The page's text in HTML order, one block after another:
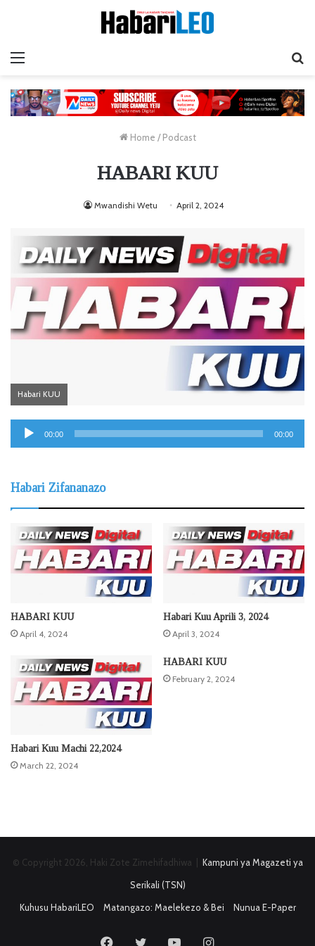
Home / Podcast
HABARI KUU
Mwandishi Wetu April 2, 2024
Habari KUU
Audio
Player
00:00 00:00
Habari Zifananazo
HABARI KUU
April 4, 2024
Habari Kuu Aprili 3, 2024
April 3, 2024
Habari Kuu Machi 22,2024
March 22, 2024
HABARI KUU
February 2, 2024
© Copyright 2026, Haki Zote Zimehifadhiwa | Kampuni ya Magazeti ya
Serikali (TSN)
Kuhusu HabariLEO
Matangazo: Maelekezo & Bei Nunua E-Paper
FacebookTwitter YouTubeInstagram